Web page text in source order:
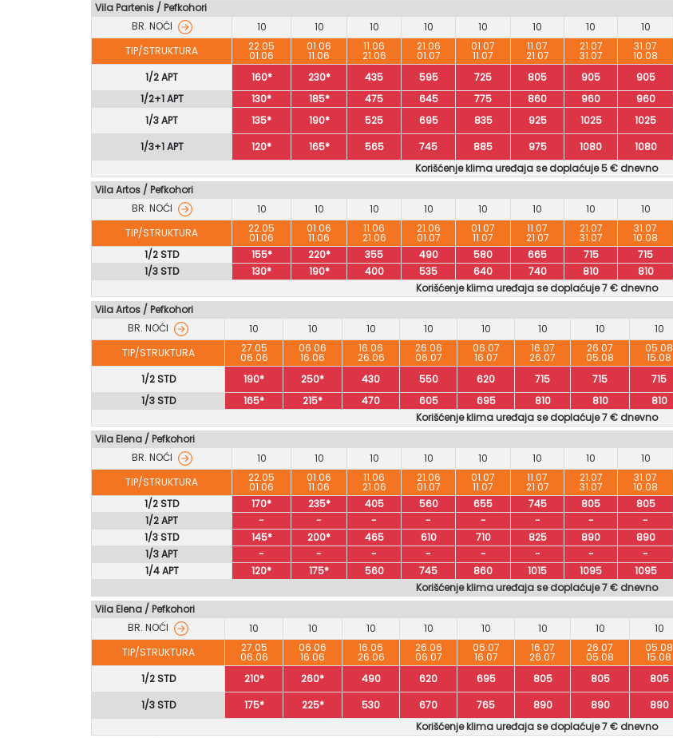
Vila Partenis / Pefkohori
BR. NOĆI
10 10 10 10 10 10 10 10
TIP/STRUKTURA
22.05
01.06
01.06
11.06
11.06
21.06
21.06
01.07
01.07
11.07
11.07
21.07
21.07
31.07
31.07
10.08
1/2 APT
160* 230* 435 595 725 805 905 905
1/2+1 APT
130* 185* 475 645 775 860 960 960
1/3 APT
135* 190* 525 695 835 925 1025 1025
1/3+1 APT
120* 165* 565 745 885 975 1080 1080
Korišćenje klima uređaja se doplaćuje 5 € dnevno
Vila Artos / Pefkohori
BR. NOĆI
10 10 10 10 10 10 10 10
TIP/STRUKTURA
22.05
01.06
01.06
11.06
11.06
21.06
21.06
01.07
01.07
11.07
11.07
21.07
21.07
31.07
31.07
10.08
1/2 STD
155* 220* 355 490 580 665 715 715
1/3 STD
130* 190* 400 535 640 740 810 810
Korišćenje klima uređaja se doplaćuje 7 € dnevno
Vila Artos / Pefkohori
BR. NOĆI
10 10 10 10 10 10 10 10
TIP/STRUKTURA
27.05
06.06
06.06
16.06
16.06
26.06
26.06
06.07
06.07
16.07
16.07
26.07
26.07
05.08
05.08
15.08
1/2 STD
190* 250* 430 550 620 715 715 715
1/3 STD
165* 215* 470 605 695 810 810 810
Korišćenje klima uređaja se doplaćuje 7 € dnevno
Vila Elena / Pefkohori
BR. NOĆI
10 10 10 10 10 10 10 10
TIP/STRUKTURA
22.05
01.06
01.06
11.06
11.06
21.06
21.06
01.07
01.07
11.07
11.07
21.07
21.07
31.07
31.07
10.08
1/2 STD
170* 235* 405 560 655 745 805 805
1/2 APT
- - - - - - - -
1/3 STD
145* 200* 465 610 710 825 890 890
1/3 APT
- - - - - - - -
1/4 APT
120* 175* 560 745 860 1015 1095 1095
Korišćenje klima uređaja se doplaćuje 7 € dnevno
Vila Elena / Pefkohori
BR. NOĆI
10 10 10 10 10 10 10 10
TIP/STRUKTURA
27.05
06.06
06.06
16.06
16.06
26.06
26.06
06.07
06.07
16.07
16.07
26.07
26.07
05.08
05.08
15.08
1/2 STD
210* 260* 490 620 695 805 805 805
1/3 STD
175* 225* 530 670 765 890 890 890
Korišćenje klima uređaja se doplaćuje 7 € dnevno